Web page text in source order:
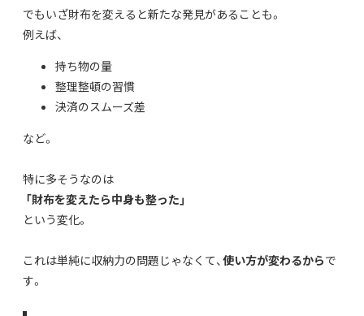
でもいざ財布を変えると新たな発見があることも。
例えば、
持ち物の量
整理整頓の習慣
決済のスムーズ差
など。
特に多そうなのは
「財布を変えたら中身も整った」
という変化。
これは単純に収納力の問題じゃなくて、 使い方が変わるからで
す。